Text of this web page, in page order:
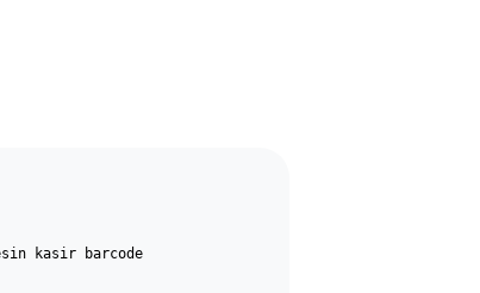
kasir barcode